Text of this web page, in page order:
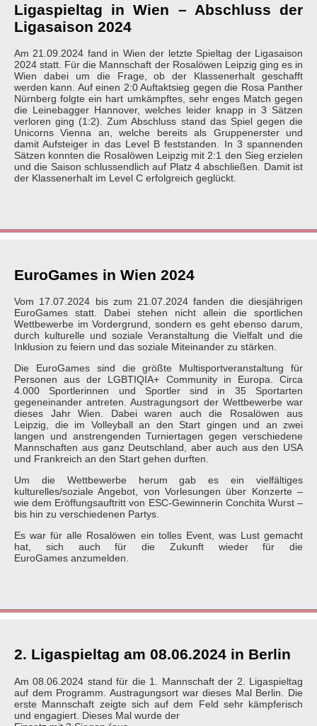
Ligaspieltag in Wien – Abschluss der
Ligasaison 2024
Am 21.09.2024 fand in Wien der letzte Spieltag der Ligasaison
2024 statt. Für die Mannschaft der Rosalöwen Leipzig ging es in
Wien dabei um die Frage, ob der Klassenerhalt geschafft
werden kann. Auf einen 2:0 Auftaktsieg gegen die Rosa Panther
Nürnberg folgte ein hart umkämpftes, sehr enges Match gegen
die Leinebagger Hannover, welches leider knapp in 3 Sätzen
verloren ging (1:2). Zum Abschluss stand das Spiel gegen die
Unicorns Vienna an, welche bereits als Gruppenerster und
damit Aufsteiger in das Level B feststanden. In 3 spannenden
Sätzen konnten die Rosalöwen Leipzig mit 2:1 den Sieg erzielen
und die Saison schlussendlich auf Platz 4 abschließen. Damit ist
der Klassenerhalt im Level C erfolgreich geglückt.
EuroGames in Wien 2024
Vom 17.07.2024 bis zum 21.07.2024 fanden die diesjährigen
EuroGames statt. Dabei stehen nicht allein die sportlichen
Wettbewerbe im Vordergrund, sondern es geht ebenso darum,
durch kulturelle und soziale Veranstaltung die Vielfalt und die
Inklusion zu feiern und das soziale Miteinander zu stärken.
Die EuroGames sind die größte Multisportveranstaltung für
Personen aus der LGBTIQIA+ Community in Europa. Circa
4.000 Sportlerinnen und Sportler sind in 35 Sportarten
gegeneinander antreten. Austragungsort der Wettbewerbe war
dieses Jahr Wien. Dabei waren auch die Rosalöwen aus
Leipzig, die im Volleyball an den Start gingen und an zwei
langen und anstrengenden Turniertagen gegen verschiedene
Mannschaften aus ganz Deutschland, aber auch aus den USA
und Frankreich an den Start gehen durften.
Um die Wettbewerbe herum gab es ein vielfältiges
kulturelles/soziale Angebot, von Vorlesungen über Konzerte –
wie dem Eröffungsauftritt von ESC-Gewinnerin Conchita Wurst –
bis hin zu verschiedenen Partys.
Es war für alle Rosalöwen ein tolles Event, was Lust gemacht
hat, sich auch für die Zukunft wieder für die
EuroGames anzumelden.
2. Ligaspieltag am 08.06.2024 in Berlin
Am 08.06.2024 stand für die 1. Mannschaft der 2. Ligaspieltag
auf dem Programm. Austragungsort war dieses Mal Berlin. Die
erste Mannschaft zeigte sich auf dem Feld sehr kämpferisch
und engagiert. Dieses Mal wurde der